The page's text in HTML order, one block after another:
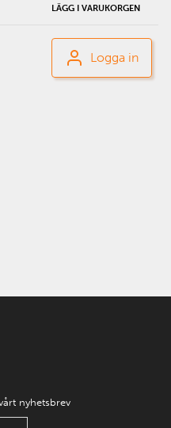
LÄGG I VARUKORGEN
Logga in
nyhetsbrev